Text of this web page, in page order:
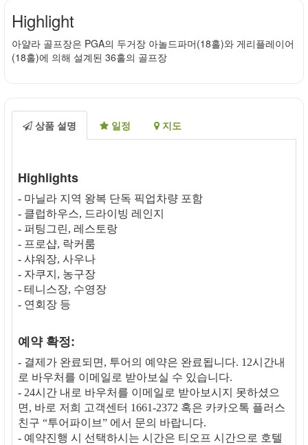
Highlight
아얄라 골프장은 PGA의 두거장 아놀드파머(18홀)와 게리플레이어
(18홀)에 의해 설계된 36홀의 골프장
상품 설명 일정 지도
Highlights
- 마닐라 지역 왕복 단독 픽업차량 포함
- 클럽하우스, 드라이빙 레인지
- 퍼팅그린, 레스토랑
- 프로샵, 락커룸
- 샤워장, 사우나
- 자쿠지, 농구장
- 테니스장, 수영장
- 연회장 등
예약 확정:
- 결제가 완료되면, 투어의 예약은 완료됩니다. 12시간내
로 바우처를 이메일로 받아보실 수 있습니다.
- 24시간 내로 바우처를 이메일로 받아보시지 못하셨으
면, 바로 저희 고객센터 1661-2372 혹은 카카오톡 플러스
친구 “투어파이브” 에서 문의 바랍니다.
- 예약진행 시 선택하시는 시간은 티오프 시간으로 호텔